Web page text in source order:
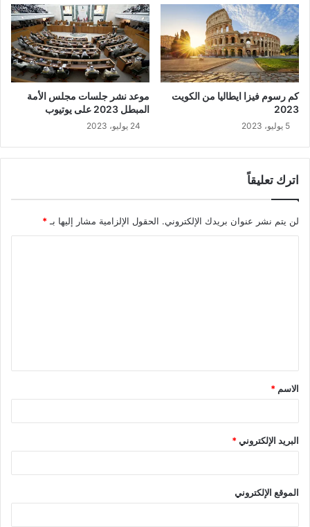
كم رسوم فيزا ايطاليا من الكويت
2023
5 يوليو، 2023
موعد نشر جلسات مجلس الأمة
المبطل 2023 على يوتيوب
24 يوليو، 2023
اترك تعليقاً
لن يتم نشر عنوان بريدك الإلكتروني. الحقول الإلزامية مشار إليها بـ *
ق
*
الاسم *
البريد الإلكتروني*
الموقع الإلكتروني